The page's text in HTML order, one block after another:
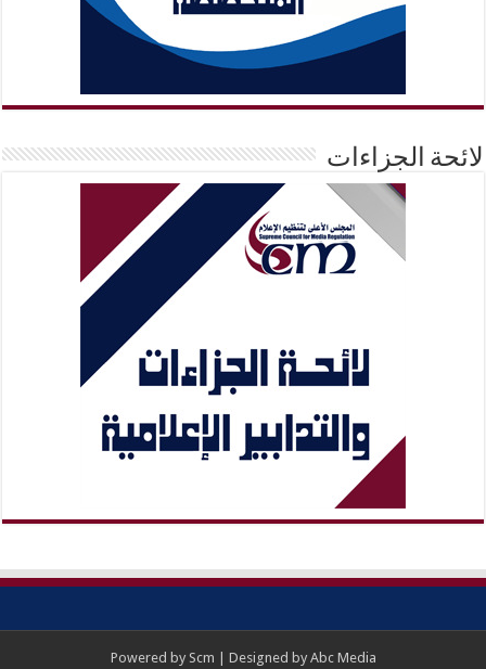
لائحة الجزاءات
Powered by Scm | Designed by Abc Media